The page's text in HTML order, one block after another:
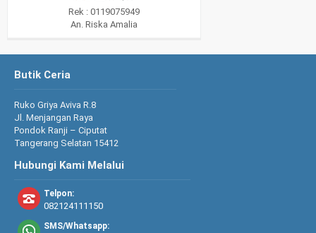
Rek : 0119075949
An. Riska Amalia
Butik Ceria
Ruko Griya Aviva R.8
Jl. Menjangan Raya
Pondok Ranji – Ciputat
Tangerang Selatan 15412
Hubungi Kami Melalui
Telpon:
082124111150
SMS/Whatsapp: